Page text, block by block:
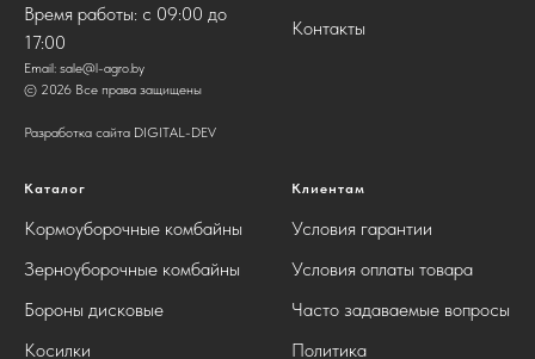
Время работы: с 09:00 до
17:00
Email: sale@l-agro.by
© 2026 Все права защищены
Разработка сайта DIGITAL-DEV
Контакты
Каталог
Кормоуборочные комбайны
Зерноуборочные комбайны
Бороны дисковые
Косилки
Клиентам
Условия гарантии
Условия оплаты товара
Часто задаваемые вопросы
Политика